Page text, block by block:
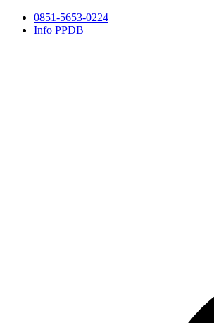
0851-5653-0224
Info PPDB